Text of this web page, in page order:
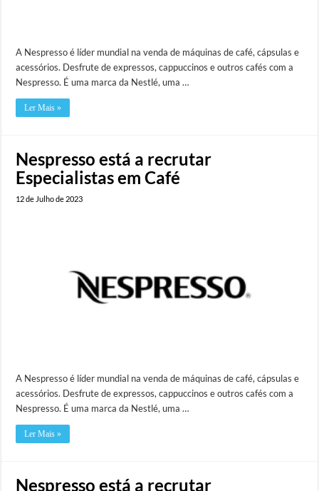
A Nespresso é líder mundial na venda de máquinas de café, cápsulas e
acessórios. Desfrute de expressos, cappuccinos e outros cafés com a
Nespresso. É uma marca da Nestlé, uma …
Ler Mais »
Nespresso está a recrutar
Especialistas em Café
12 de Julho de 2023
A Nespresso é líder mundial na venda de máquinas de café, cápsulas e
acessórios. Desfrute de expressos, cappuccinos e outros cafés com a
Nespresso. É uma marca da Nestlé, uma …
Ler Mais »
Nespresso está a recrutar